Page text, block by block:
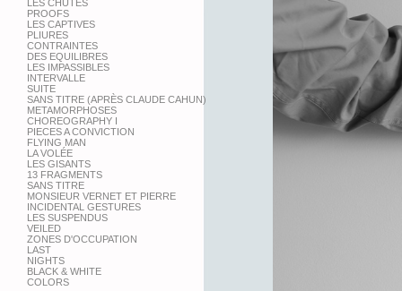
LES CHUTES
PROOFS
LES CAPTIVES
PLIURES
CONTRAINTES
DES EQUILIBRES
LES IMPASSIBLES
INTERVALLE
SUITE
SANS TITRE (APRÈS CLAUDE CAHUN)
METAMORPHOSES
CHOREOGRAPHY I
PIECES A CONVICTION
FLYING MAN
LA VOLÉE
LES GISANTS
13 FRAGMENTS
SANS TITRE
MONSIEUR VERNET ET PIERRE
INCIDENTAL GESTURES
LES SUSPENDUS
VEILED
ZONES D'OCCUPATION
LAST
NIGHTS
BLACK & WHITE
COLORS